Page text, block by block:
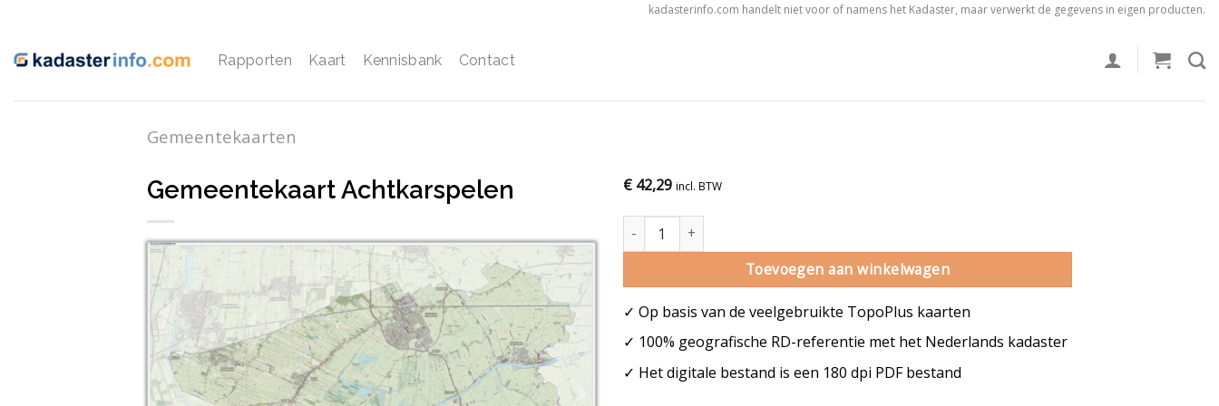
inhoud
kadasterinfo.com handelt niet voor of namens het Kadaster, maar verwerkt de gegevens in eigen producten.
Rapporten Kaart Kennisbank Contact
Gemeentekaarten
Gemeentekaart Achtkarspelen € 42,29 incl. BTW
Gemeentekaart Achtkarspelen aantal
Toevoegen aan winkelwagen
✓ Op basis van de veelgebruikte TopoPlus kaarten
✓ 100% geografische RD-referentie met het Nederlands kadaster
✓ Het digitale bestand is een 180 dpi PDF bestand